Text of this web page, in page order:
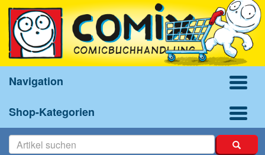
Navigation
Shop-Kategorien